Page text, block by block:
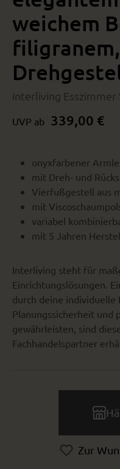
weichem
Interliving Esszimmer
UVP ab 339,00 €
onyxfarbener
mit Dreh- und
Vierfußgestell aus
mit
variabel
mit 5 Jahren
Interliving steht für
Einrichtungslösungen.
durch deine
Planungssicherheit und
gewährleisten, sind
Fachhandelspartner
Zur